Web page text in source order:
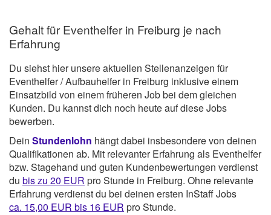
Gehalt für Eventhelfer in Freiburg je nach
Erfahrung
Du siehst hier unsere aktuellen Stellenanzeigen für
Eventhelfer / Aufbauhelfer in Freiburg inklusive einem
Einsatzbild von einem früheren Job bei dem gleichen
Kunden. Du kannst dich noch heute auf diese Jobs
bewerben.
Dein Stundenlohn hängt dabei insbesondere von deinen
Qualifikationen ab. Mit relevanter Erfahrung als Eventhelfer
bzw. Stagehand und guten Kundenbewertungen verdienst
du bis zu 20 EUR pro Stunde in Freiburg. Ohne relevante
Erfahrung verdienst du bei deinen ersten InStaff Jobs
ca. 15,00 EUR bis 16 EUR pro Stunde.